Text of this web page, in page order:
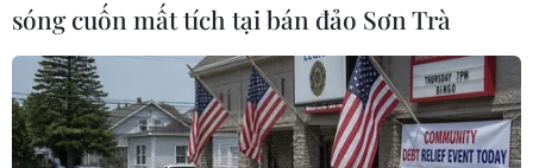
Dự kiến các máy bay sẽ tiến hành khoảng 500
phi vụ xuất kích, trong khi khoảng60 tàu chiến
sẽ tham gia cuộc tập trận này.
sóng cuốn mất tích tại bán đảo Sơn Trà